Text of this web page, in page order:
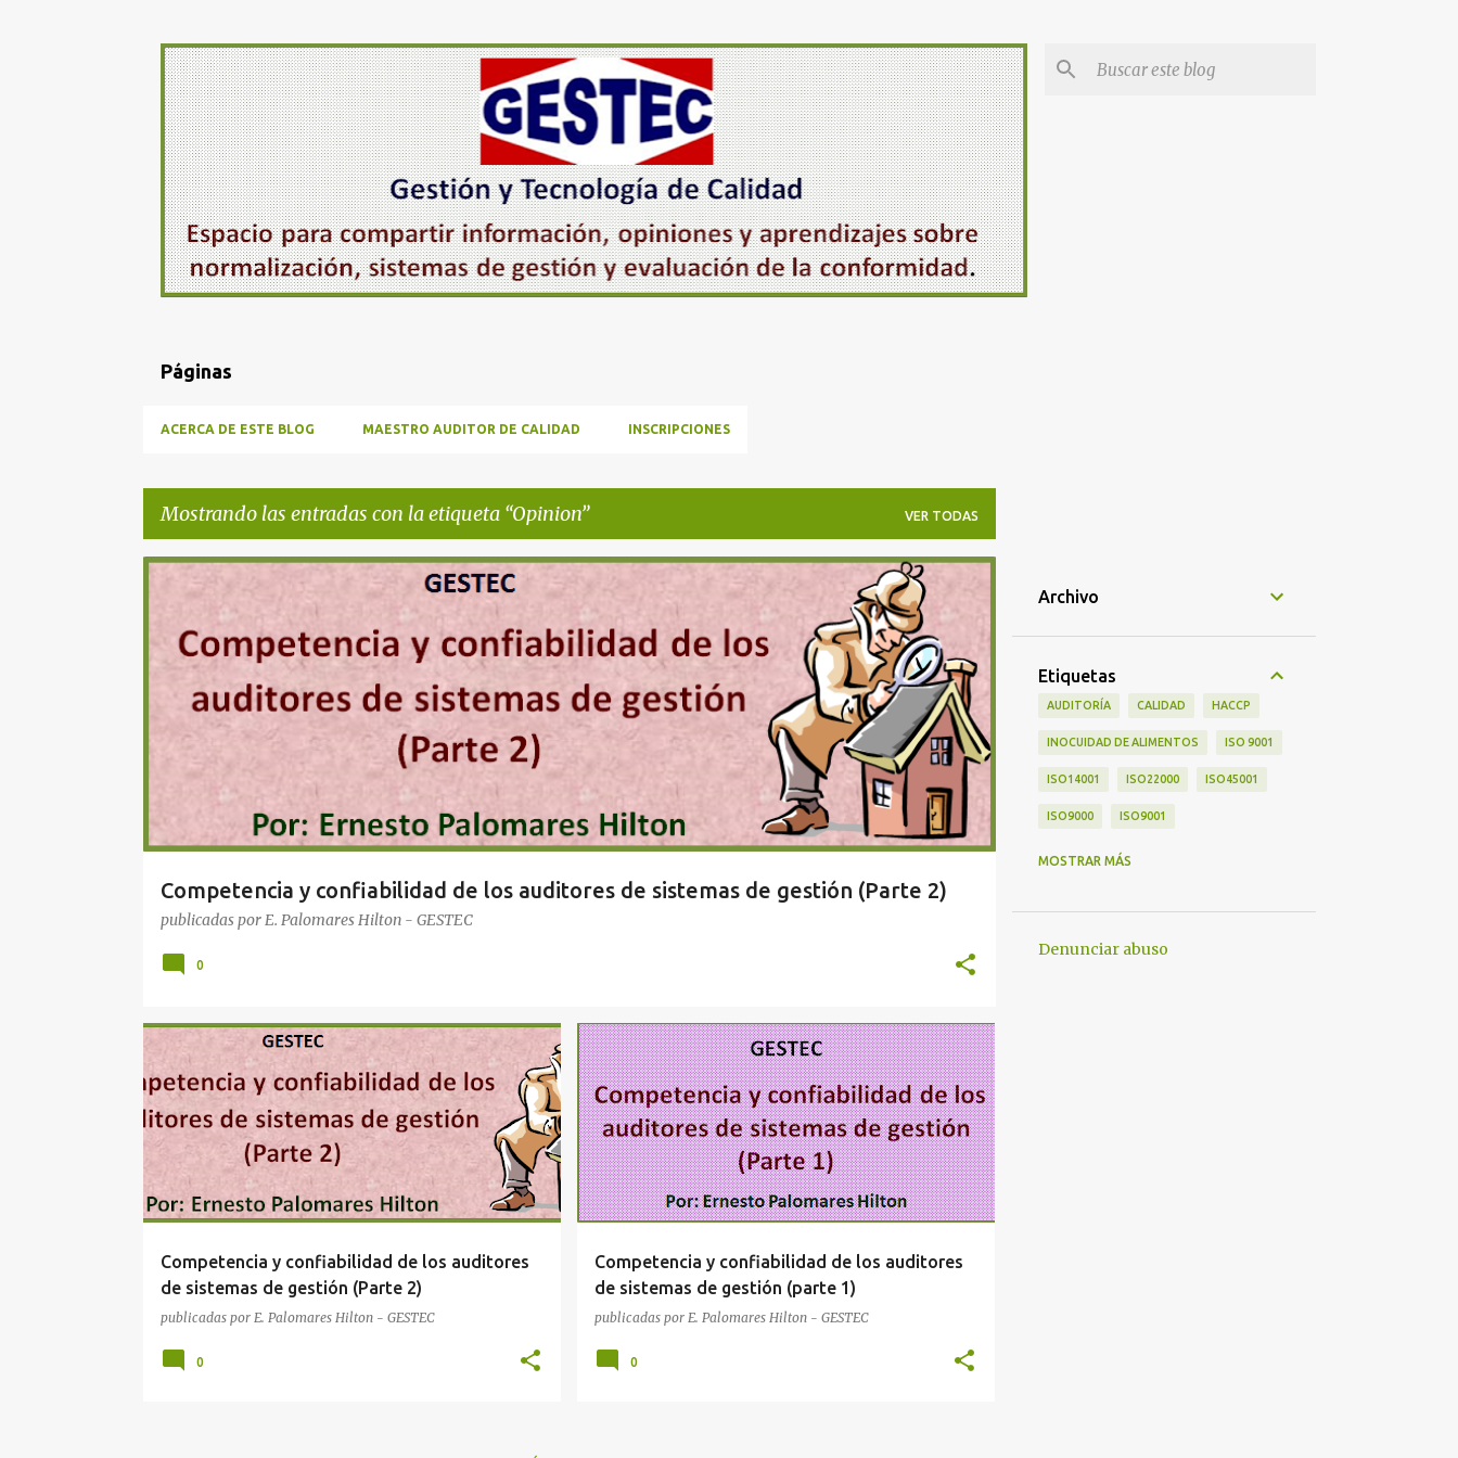
Páginas
ACERCA DE ESTE BLOG MAESTRO AUDITOR DE CALIDAD INSCRIPCIONES
Mostrando las entradas con la etiqueta Opinion VER TODAS
t
d
Competencia y confiabilidad de los auditores de sistemas de gestión (Parte 2)
publicadas porE. Palomares Hilton - GESTEC
0
Competencia y confiabilidad de los auditores
de sistemas de gestión (Parte 2)
publicadas por E. Palomares Hilton - GESTEC
AUDITORÍA OPINION
0
Competencia y confiabilidad de los auditores
de sistemas de gestión (parte 1)
publicadas por E. Palomares Hilton - GESTEC
AUDITORÍA OPINION
0
Archivo
Etiquetas
AUDITORÍA CALIDAD HACCP
INOCUIDAD DE ALIMENTOS ISO 9001
ISO14001 ISO22000 ISO45001
ISO9000 ISO9001
METODOLOGÍAS
MOSTRAR MÁS
Denunciar abuso